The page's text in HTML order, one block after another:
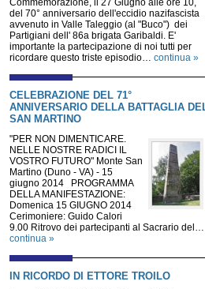
Commemorazione, il 27 Giugno alle ore 10,
del 70° anniversario dell'eccidio nazifascista
avvenuto in Valle Taleggio (al "Buco") dei
Partigiani dell' 86a brigata Garibaldi. E'
importante la partecipazione di noi tutti per
ricordare questo triste episodio… continua »
CELEBRAZIONE DEL 71°
ANNIVERSARIO DELLA BATTAGLIA
SAN MARTINO
"PER NON DIMENTICARE.
NELLE NOSTRE RADICI IL
VOSTRO FUTURO" Monte San
Martino (Duno - VA) - 15
giugno 2014 PROGRAMMA
DELLA MANIFESTAZIONE:
Domenica 15 GIUGNO 2014
Cerimoniere: Guido Calori
9.00 Ritrovo dei partecipanti al Sacrario del…
continua »
IN RICORDO DI ETTORE TROILO